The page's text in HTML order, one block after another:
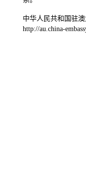
中华人民共和国驻
http://au.china-